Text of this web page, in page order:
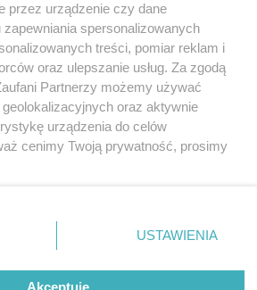
1 / 0
regulamin korzystania z portali
Skontakuj sięz nami
Kontakt
Wydawca
Redakcja
przez urządzenie czy dane
zapewniania spersonalizowanych
treści, pomiar reklam i
oraz ulepszanie usług. Za zgodą
Partnerzy możemy używać
geolokalizacyjnych oraz aktywnie
urządzenia do celów
cenimy Twoją prywatność, prosimy
się w lewym dolnym rogu strony
przetwarzania danych nie wymagają
ale masz prawo sprzeciwić się
Preferencje będą miały
USTAWIENIA
Akceptuję